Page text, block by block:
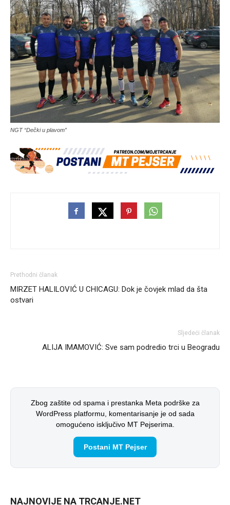
NGT “Dečki u plavom”
Prethodni članak
MIRZET HALILOVIĆ U CHICAGU: Dok je čovjek mlad da šta
ostvari
Sljedeći članak
ALIJA IMAMOVIĆ: Sve sam podredio trci u Beogradu
Zbog zaštite od spama i prestanka Meta podrške za
WordPress platformu, komentarisanje je od sada
omogućeno isključivo MT Pejserima.
Postani MT Pejser
NAJNOVIJE NA TRCANJE.NET